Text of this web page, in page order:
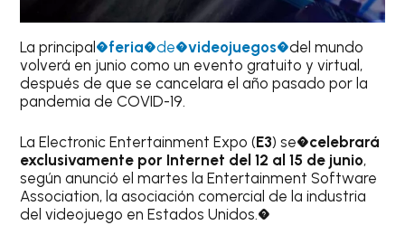
La principal�feria�de�videojuegos�del mundo
volverá en junio como un evento gratuito y virtual,
después de que se cancelara el año pasado por la
pandemia de COVID-19.
La Electronic Entertainment Expo (E3) se�celebrará
exclusivamente por Internet del 12 al 15 de junio,
según anunció el martes la Entertainment Software
Association, la asociación comercial de la industria
del videojuego en Estados Unidos.�